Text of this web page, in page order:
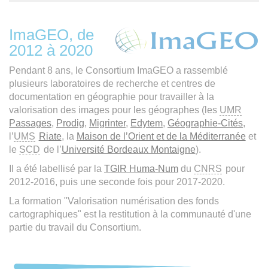
ImaGEO, de
2012 à 2020
Pendant 8 ans, le Consortium ImaGEO a rassemblé
plusieurs laboratoires de recherche et centres de
documentation en géographie pour travailler à la
valorisation des images pour les géographes (les UMR
Passages, Prodig, Migrinter, Edytem, Géographie-Cités,
l’UMS Riate, la Maison de l’Orient et de la Méditerranée et
le SCD de l’Université Bordeaux Montaigne).
Il a été labellisé par la TGIR Huma-Num du CNRS pour
2012-2016, puis une seconde fois pour 2017-2020.
La formation "Valorisation numérisation des fonds
cartographiques" est la restitution à la communauté d'une
partie du travail du Consortium.